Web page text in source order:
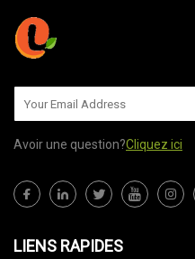
Avoir une question?Cliquez ici
LIENS RAPIDES